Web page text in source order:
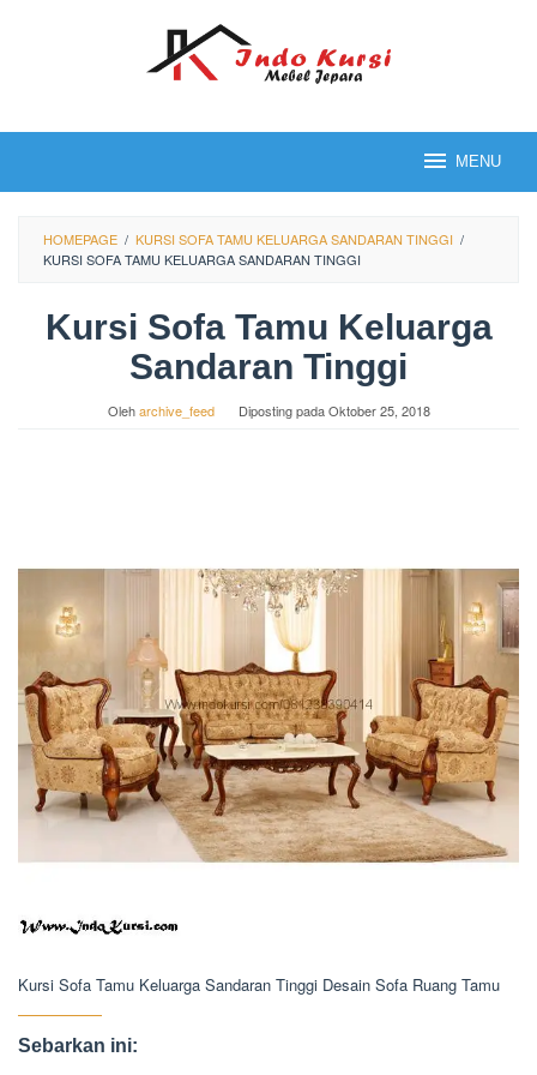
MENU
HOMEPAGE / KURSI SOFA TAMU KELUARGA SANDARAN TINGGI /
KURSI SOFA TAMU KELUARGA SANDARAN TINGGI
Kursi Sofa Tamu Keluarga
Sandaran Tinggi
Oleharchive_feed Diposting padaOktober 25, 2018
Kursi Sofa Tamu Keluarga Sandaran Tinggi Desain Sofa Ruang Tamu
Sebarkan ini: